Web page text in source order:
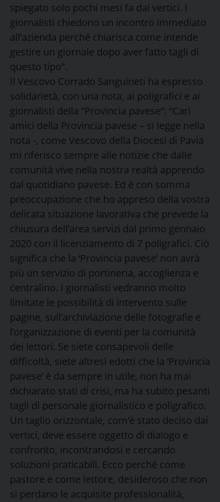
spiegato solo pochi mesi fa dai vertici. I
giornalisti chiedono un incontro immediato
all’azienda perché chiarisca come intende
gestire un giornale dopo aver fatto tagli di
questo tipo”.
Il Vescovo Corrado Sanguineti ha espresso
solidarietà, con una nota, ai poligrafici e ai
giornalisti della “Provincia pavese”: “Cari
amici della Provincia pavese – si legge nella
nota -, come Vescovo della Diocesi di Pavia
mi riferisco sempre alle notizie che dalle
comunità vive nella nostra realtà apprendo
dal quotidiano pavese. Ed è con somma
preoccupazione che ho appreso della vostra
delicata situazione lavorativa che prevede la
chiusura dell’area servizi dal primo gennaio
2020 con il licenziamento di 7 poligrafici. Ciò
significa che la ‘Provincia pavese’ non avrà
più un servizio di portineria, accoglienza e
centralino. I giornalisti vedranno molto
limitate le possibilità di intervento sulle
pagine, sull’archiviazione delle fotografie e
l’organizzazione di eventi per la comunità
dei lettori. Se siete consapevoli delle
difficoltà, siete altresì edotti che la ‘Provincia
pavese’ è da sempre in utile, non ha mai
dichiarato stati di crisi, ma ha subito pesanti
tagli di personale giornalistico e poligrafico.
Un taglio orizzontale, com’è stato deciso dai
vertici, deve essere oggetto di dialogo e
confronto, incontrandosi e cercando
soluzioni praticabili. Ecco perché come
pastore e come lettore, desideroso che non
si perdano le acquisite professionalità,